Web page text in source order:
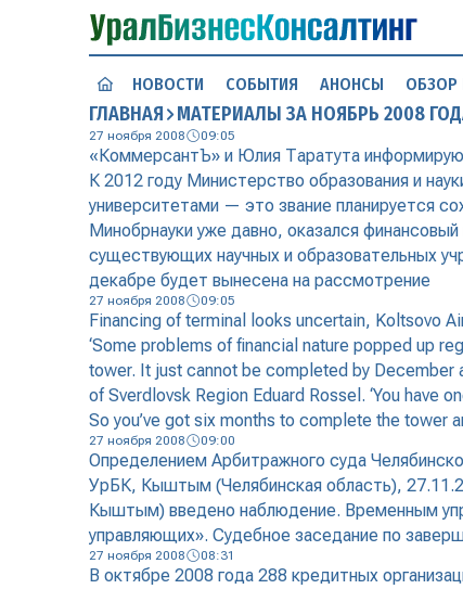
НОВОСТИ СОБЫТИЯ АНОНСЫ ОБЗОР
ГЛАВНАЯ МАТЕРИАЛЫ ЗА НОЯБРЬ 2008
27 ноября 2008 09:05
«КоммерсантЪ» и Юлия Таратута
К 2012 году Министерство образования и
университетами — это звание планируется
Минобрнауки уже давно, оказался
существующих научных и образовательных
декабре будет вынесена на рассмотрение
27 ноября 2008 09:05
Financing of terminal looks uncertain, Koltsovo
‘Some problems of financial nature popped up
tower. It just cannot be completed by December
of Sverdlovsk Region Eduard Rossel. ‘You have
So you’ve got six months to complete the tower
27 ноября 2008 09:00
Определением Арбитражного суда
УрБК, Кыштым (Челябинская область),
Кыштым) введено наблюдение. Временным
управляющих». Судебное заседание по
27 ноября 2008 08:31
В октябре 2008 года 288 кредитных